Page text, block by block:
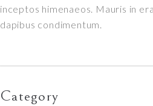
inceptos himenaeos. Mauris in
dapibus condimentum.
Category